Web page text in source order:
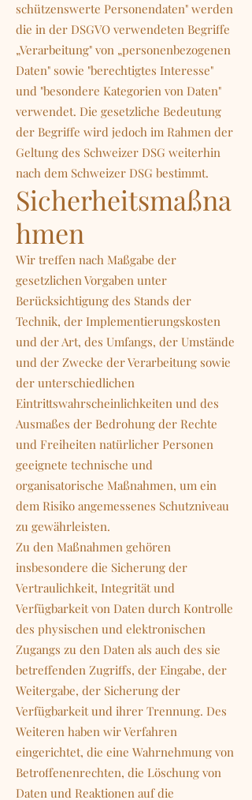
schützenswerte Personendaten" werden
die in der DSGVO verwendeten Begriffe
„Verarbeitung" von „personenbezogenen
Daten" sowie "berechtigtes Interesse"
und "besondere Kategorien von Daten"
verwendet. Die gesetzliche Bedeutung
der Begriffe wird jedoch im Rahmen der
Geltung des Schweizer DSG weiterhin
nach dem Schweizer DSG bestimmt.
Sicherheitsmaßna
hmen
Wir treffen nach Maßgabe der
gesetzlichen Vorgaben unter
Berücksichtigung des Stands der
Technik, der Implementierungskosten
und der Art, des Umfangs, der Umstände
und der Zwecke der Verarbeitung sowie
der unterschiedlichen
Eintrittswahrscheinlichkeiten und des
Ausmaßes der Bedrohung der Rechte
und Freiheiten natürlicher Personen
geeignete technische und
organisatorische Maßnahmen, um ein
dem Risiko angemessenes Schutzniveau
zu gewährleisten.
Zu den Maßnahmen gehören
insbesondere die Sicherung der
Vertraulichkeit, Integrität und
Verfügbarkeit von Daten durch Kontrolle
des physischen und elektronischen
Zugangs zu den Daten als auch des sie
betreffenden Zugriffs, der Eingabe, der
Weitergabe, der Sicherung der
Verfügbarkeit und ihrer Trennung. Des
Weiteren haben wir Verfahren
eingerichtet, die eine Wahrnehmung von
Betroffenenrechten, die Löschung von
Daten und Reaktionen auf die